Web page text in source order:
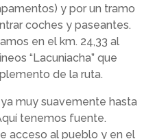
y por un tramo
coches y paseantes.
en el km. 24,33 al
“Lacuniacha” que
de la ruta.
muy suavemente hasta
tenemos fuente.
acceso al pueblo y en el